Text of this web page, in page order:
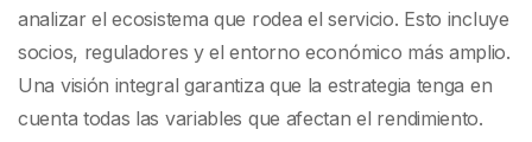
analizar el ecosistema que rodea el servicio. Esto incluye
socios, reguladores y el entorno económico más amplio.
Una visión integral garantiza que la estrategia tenga en
cuenta todas las variables que afectan el rendimiento.